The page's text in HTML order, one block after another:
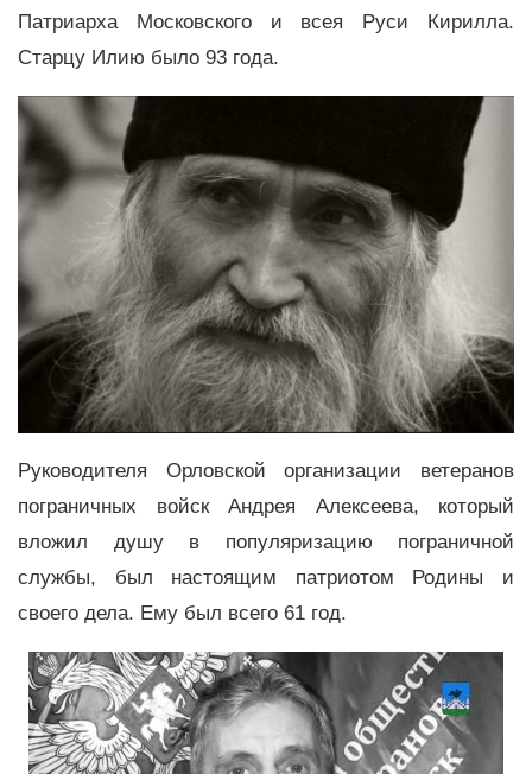
Патриарха Московского и всея Руси Кирилла.
Старцу Илию было 93 года.
Руководителя Орловской организации ветеранов
пограничных войск Андрея Алексеева, который
вложил душу в популяризацию пограничной
службы, был настоящим патриотом Родины и
своего дела. Ему был всего 61 год.